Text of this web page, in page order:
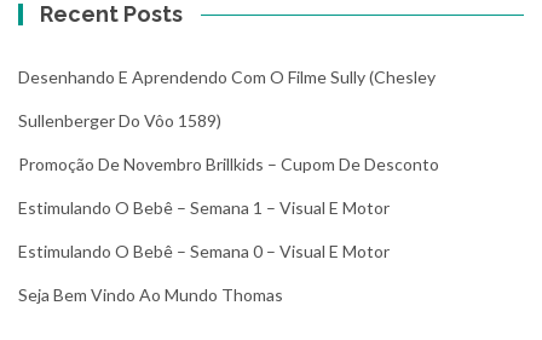
Recent Posts
Desenhando E Aprendendo Com O Filme Sully (Chesley
Sullenberger Do Vôo 1589)
Promoção De Novembro Brillkids – Cupom De Desconto
Estimulando O Bebê – Semana 1 – Visual E Motor
Estimulando O Bebê – Semana 0 – Visual E Motor
Seja Bem Vindo Ao Mundo Thomas